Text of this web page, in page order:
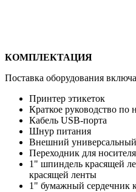
КОМПЛЕКТАЦИЯ
Поставка оборудования
Принтер этикеток
Краткое руководство по
Кабель USB-порта
Шнур питания
Внешний
Переходник для
1" шпиндель красящей
красящей ленты
1" бумажный сердечник